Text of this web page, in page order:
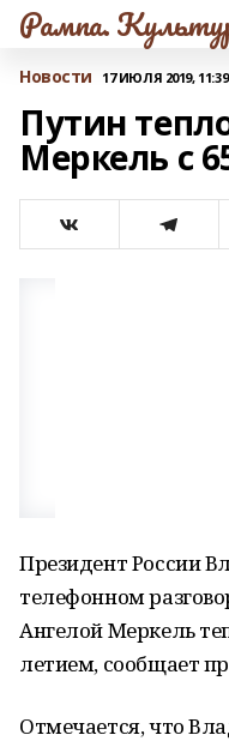
Рампа.
Новости 17 ИЮЛЯ 2019, 11:39
Путин
Меркель с
Президент России
телефонном
Ангелой Меркель
летием, сообщает
Отмечается, что